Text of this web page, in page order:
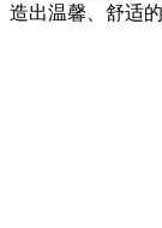
造出温馨、舒适的